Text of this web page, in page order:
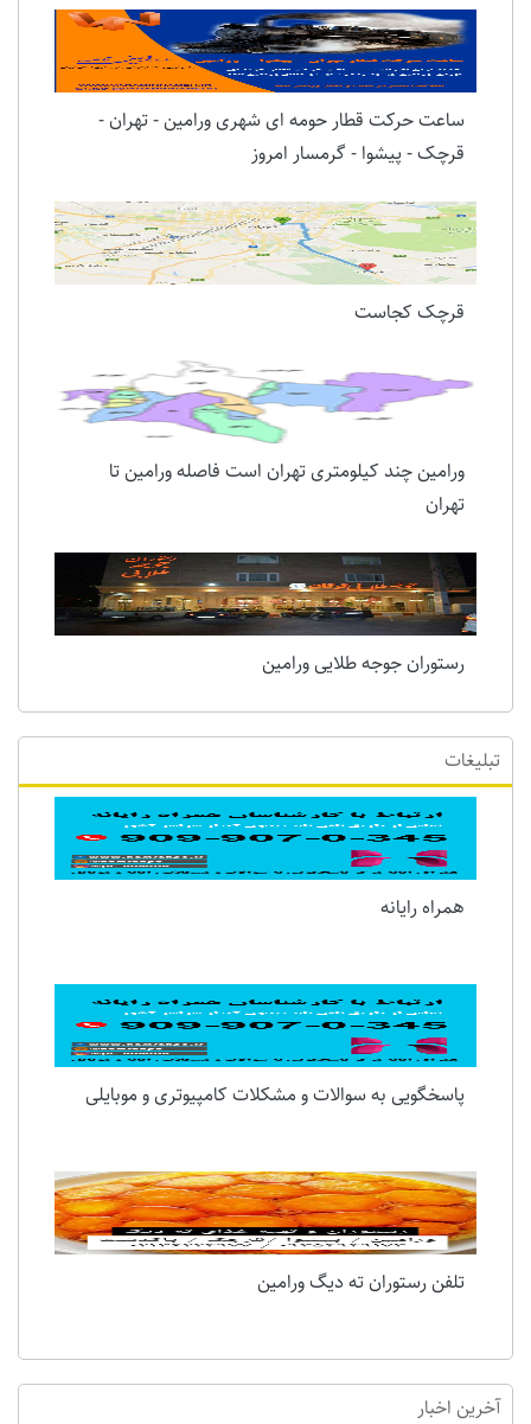
ساعت حرکت قطار حومه ای شهری ورامین - تهران -
قرچک - پیشوا - گرمسار امروز
قرچک کجاست
ورامین چند کیلومتری تهران است فاصله ورامین تا
تهران
رستوران جوجه طلایی ورامین
تبلیغات
همراه رایانه
پاسخگویی به سوالات و مشکلات کامپیوتری و موبایلی
تلفن رستوران ته دیگ ورامین
آخرین اخبار